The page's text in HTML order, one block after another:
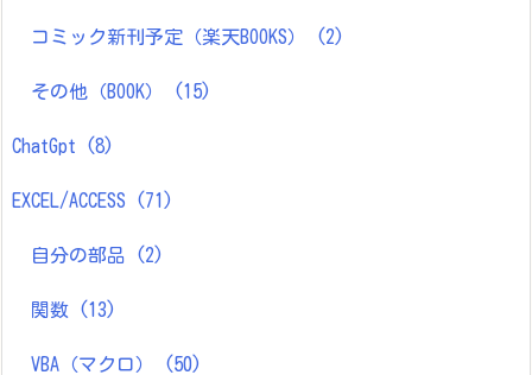
コミック新刊予定（楽天BOOKS） (2)
その他（BOOK） (15)
ChatGpt (8)
EXCEL/ACCESS (71)
自分の部品 (2)
関数 (13)
VBA（マクロ） (50)